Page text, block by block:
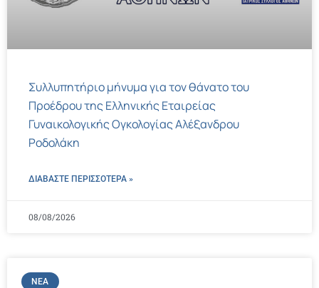
Συλλυπητήριο μήνυμα για τον θάνατο του
Προέδρου της Ελληνικής Εταιρείας
Γυναικολογικής Ογκολογίας Αλέξανδρου
Ροδολάκη
ΔΙΑΒΑΣΤΕ ΠΕΡΙΣΣΌΤΕΡΑ »
08/08/2026
ΝΈΑ